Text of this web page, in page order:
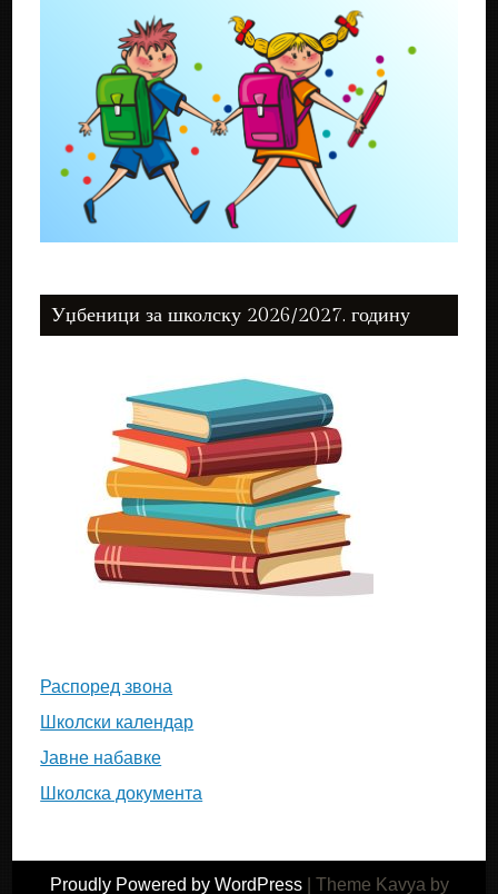
Уџбеници за школску 2026/2027. годину
Распоред звона
Школски календар
Јавне набавке
Школска документа
Proudly Powered by WordPress Theme Kavya by